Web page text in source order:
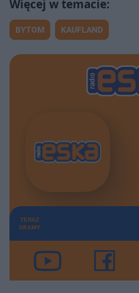
BYTOM KAUFLAND
TERAZ
GRAMY